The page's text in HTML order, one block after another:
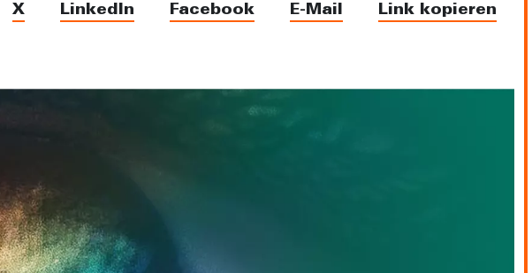
X LinkedIn Facebook E-Mail Link kopieren